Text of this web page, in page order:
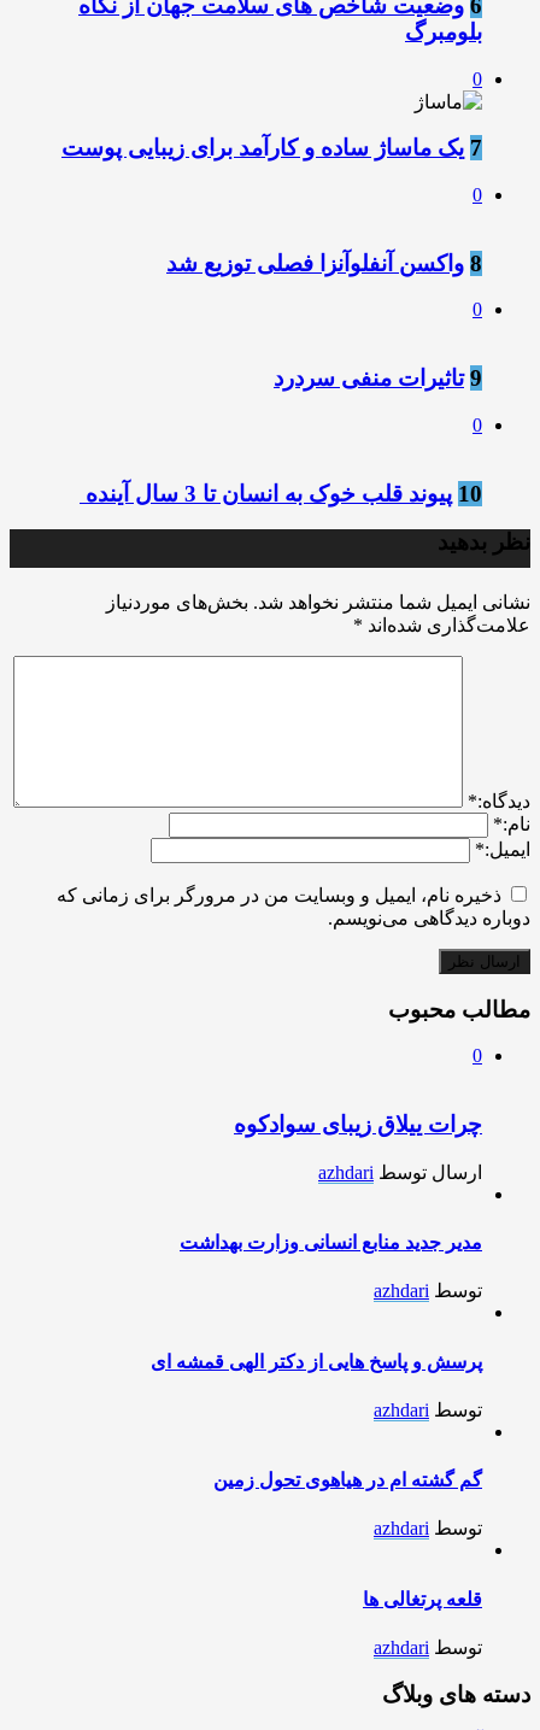
6 وضعیت شاخص های سلامت جهان از نگاه
بلومبرگ
0
7 یک ماساژ ساده و کارآمد برای زیبایی پوست
0
8 واکسن آنفلوآنزا فصلی توزیع شد
0
9 تاثیرات منفی سردرد
0
10 پیوند قلب خوک به انسان تا 3 سال آینده
نظر بدهید
نشانی ایمیل شما منتشر نخواهد شد. بخش‌های موردنیاز
علامت‌گذاری شده‌اند *
ديدگاه:*
نام:*
ایمیل:*
ذخیره نام، ایمیل و وبسایت من در مرورگر برای زمانی که
دوباره دیدگاهی می‌نویسم.
مطالب محبوب
0
چرات ییلاق زیبای سوادکوه
ارسال توسط azhdari
مدیر جدید منابع انسانی وزارت بهداشت
توسط azhdari
پرسش و پاسخ هایی از دکتر الهی قمشه ای
توسط azhdari
گم گشته ام در هیاهوی تحول زمین
توسط azhdari
قلعه پرتغالی ها
توسط azhdari
دسته های وبلاگ